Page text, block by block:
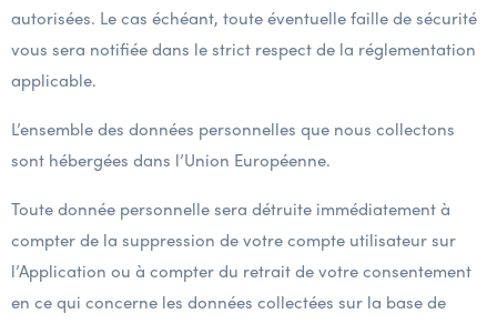
autorisées. Le cas échéant, toute éventuelle faille de sécurité
vous sera notifiée dans le strict respect de la réglementation
applicable.
L’ensemble des données personnelles que nous collectons
sont hébergées dans l’Union Européenne.
Toute donnée personnelle sera détruite immédiatement à
compter de la suppression de votre compte utilisateur sur
l’Application ou à compter du retrait de votre consentement
en ce qui concerne les données collectées sur la base de